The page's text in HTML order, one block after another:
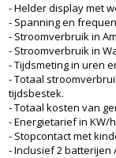
- Helder display met
- Spanning en
- Stroomverbruik in
- Stroomverbruik in
- Tijdsmeting in uren
- Totaal
tijdsbestek.
- Totaal kosten van
- Energietarief in KW/
- Stopcontact met
- Inclusief 2 batterijen